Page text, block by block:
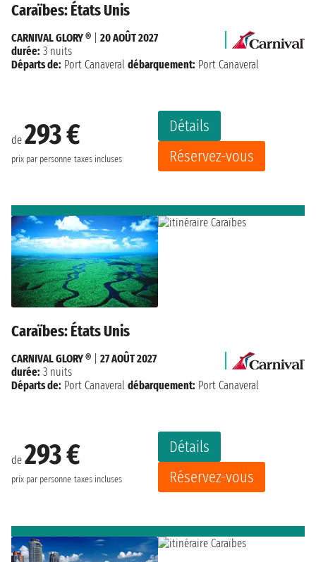
Caraïbes: États Unis
de 293 €
prix par personne taxes incluses
Détails
Réservez-vous
CARNIVAL GLORY ®
20 AOÛT 2027
durée: 3 nuits
Départs de: Port Canaveral débarquement: Port Canaveral
Caraïbes: États Unis
de 293 €
prix par personne taxes incluses
Détails
Réservez-vous
CARNIVAL GLORY ®
27 AOÛT 2027
durée: 3 nuits
Départs de: Port Canaveral débarquement: Port Canaveral